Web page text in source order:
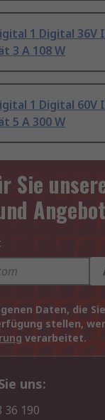
1 Digital 36V
3 A 108 W
1 Digital 60V
5 A 300 W
Sie
Daten, die
stellen,
verarbeitet.
uns:
36 190